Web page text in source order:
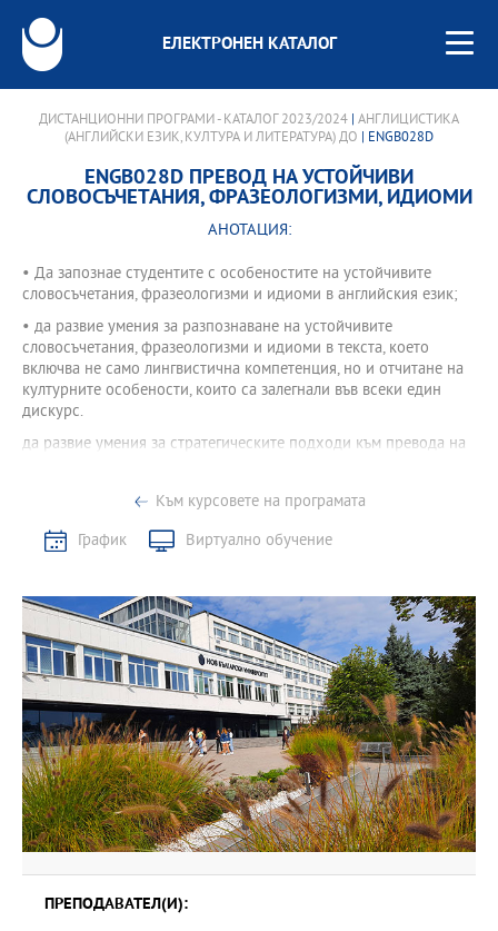
ЕЛЕКТРОНЕН КАТАЛОГ
ДИСТАНЦИОННИ ПРОГРАМИ - КАТАЛОГ 2023/2024 АНГЛИЦИСТИКА
(АНГЛИЙСКИ ЕЗИК, КУЛТУРА И ЛИТЕРАТУРА) ДО | ENGB028D
ENGB028D ПРЕВОД НА УСТОЙЧИВИ
СЛОВОСЪЧЕТАНИЯ, ФРАЗЕОЛОГИЗМИ, ИДИОМИ
АНОТАЦИЯ:
• Да запознае студентите с особеностите на устойчивите
словосъчетания, фразеологизми и идиоми в английския език;
• да развие умения за разпознаване на устойчивите
словосъчетания, фразеологизми и идиоми в текста, което
включва не само лингвистична компетенция, но и отчитане на
културните особености, които са залегнали във всеки един
дискурс.
да развие умения за стратегическите подходи към превода на
Към курсовете на програмата
График
Виртуално обучение
ПРЕПОДАВАТЕЛ(И):